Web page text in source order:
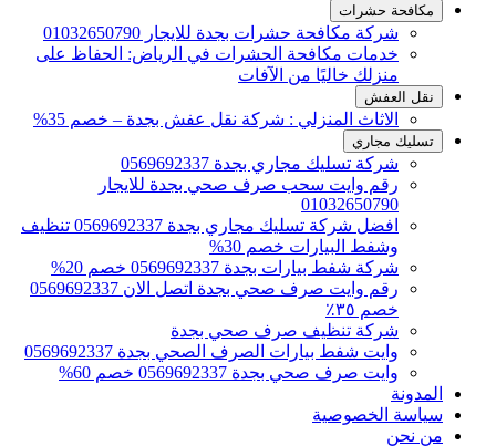
مكافحة حشرات
شركة مكافحة حشرات بجدة للايجار 01032650790
خدمات مكافحة الحشرات في الرياض: الحفاظ على
منزلك خاليًا من الآفات
نقل العفش
الاثاث المنزلي : شركة نقل عفش بجدة – خصم 35%
تسليك مجاري
شركة تسليك مجاري بجدة 0569692337
رقم وايت سحب صرف صحي بجدة للايجار
01032650790
افضل شركة تسليك مجاري بجدة 0569692337 تنظيف
وشفط البيارات خصم 30%
شركة شفط بيارات بجدة 0569692337 خصم 20%
رقم وايت صرف صحي بجدة اتصل الان 0569692337
خصم ٣٥٪
شركة تنظيف صرف صحي بجدة
وايت شفط بيارات الصرف الصحي بجدة 0569692337
وايت صرف صحي بجدة 0569692337 خصم 60%
المدونة
سياسة الخصوصية
من نحن